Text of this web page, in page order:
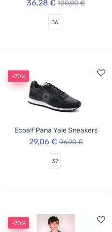
36,28 € 120,90 €
36
-70%
Ecoalf Pana Yale Sneakers
29,06 € 96,90 €
37
-70%